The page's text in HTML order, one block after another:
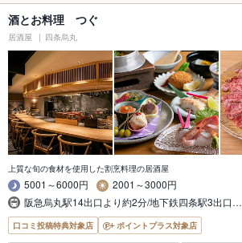
酒とお料理 つぐ
居酒屋 四条烏丸
上質な旬の食材を使用した割烹料理の居酒屋
5001～6000円
2001～3000円
阪急烏丸駅14出口より約2分/地下鉄四条駅3出口…
口コミ投稿特典対象店 ポイントプラス対象店